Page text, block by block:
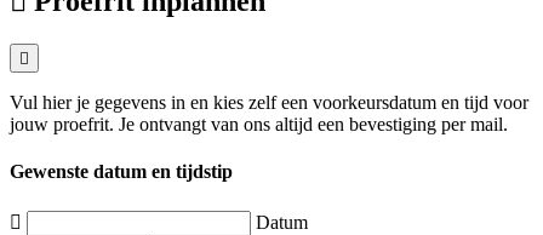
Vul hier je gegevens in en kies zelf een voorkeursdatum en tijd voor
jouw proefrit. Je ontvangt van ons altijd een bevestiging per mail.
Gewenste datum en tijdstip
Datum